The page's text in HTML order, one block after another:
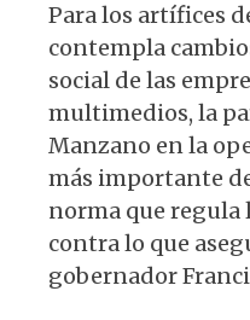
Para los artífices
contempla
social de las
multimedios, la
Manzano en la
más importante
norma que
contra lo que
gobernador